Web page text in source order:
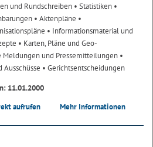
und Rundschreiben • Statistiken •
• Aktenpläne •
• Informationsmaterial und
• Karten, Pläne und Geo-
Meldungen und Pressemitteilungen •
Ausschüsse • Gerichtsentscheidungen
11.01.2000
aufrufen Mehr Informationen